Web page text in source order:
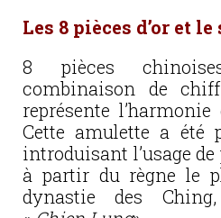
Les 8 pièces d’or et le
8 pièces
combinaison de
représente
Cette amulette a été
introduisant l’usage
à partir du règne le
dynastie des